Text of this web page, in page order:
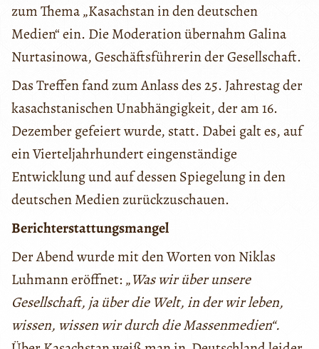
zum Thema „Kasachstan in den deutschen
Medien“ ein. Die Moderation übernahm Galina
Nurtasinowa, Geschäftsführerin der Gesellschaft.
Das Treffen fand zum Anlass des 25. Jahrestag der
kasachstanischen Unabhängigkeit, der am 16.
Dezember gefeiert wurde, statt. Dabei galt es, auf
ein Vierteljahrhundert eingenständige
Entwicklung und auf dessen Spiegelung in den
deutschen Medien zurückzuschauen.
Berichterstattungsmangel
Der Abend wurde mit den Worten von Niklas
Luhmann eröffnet: „Was wir über unsere
Gesellschaft, ja über die Welt, in der wir leben,
wissen, wissen wir durch die Massenmedien“.